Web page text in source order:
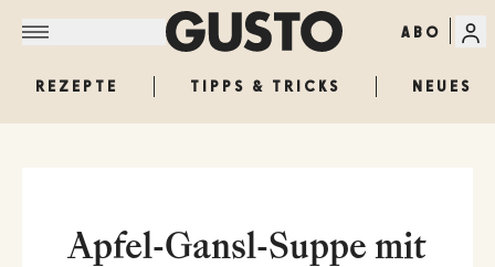
ABO
REZEPTE TIPPS & TRICKS NEUES
Apfel-Gansl-Suppe mit